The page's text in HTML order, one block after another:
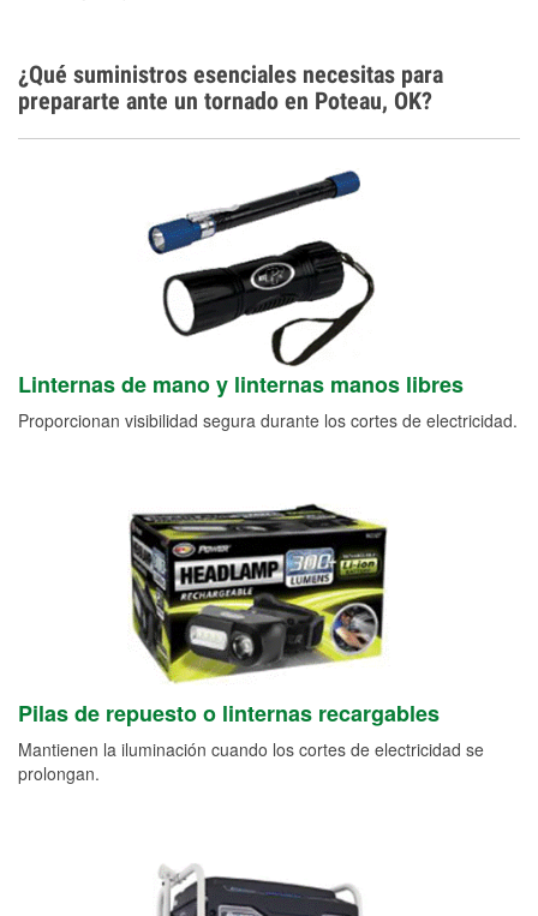
¿Qué suministros esenciales necesitas para
prepararte ante un tornado en Poteau, OK?
Linternas de mano y linternas manos libres
Proporcionan visibilidad segura durante los cortes de electricidad.
Pilas de repuesto o linternas recargables
Mantienen la iluminación cuando los cortes de electricidad se
prolongan.